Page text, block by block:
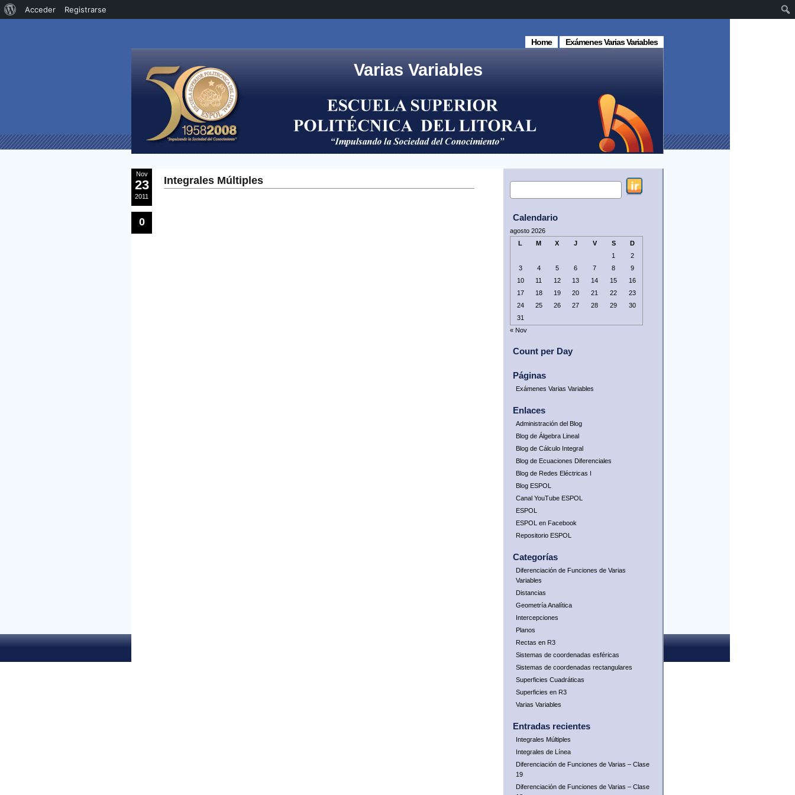
Exámenes Varias Variables
Home
Varias Variables
Nov
23
2011
0
Integrales Múltiples
Calendario
agosto 2026
L
M X J V S
D
1
2
3
4 5 6 7 8
9
10
11 12 13 14 15
16
17
18 19 20 21 22
23
24
25 26 27 28 29
30
31
« Nov
Count per Day
Páginas
Exámenes Varias Variables
Enlaces
Administración del Blog
Blog de Álgebra Lineal
Blog de Cálculo Integral
Blog de Ecuaciones Diferenciales
Blog de Redes Eléctricas I
Blog ESPOL
Canal YouTube ESPOL
ESPOL
ESPOL en Facebook
Repositorio ESPOL
Categorías
Diferenciación de Funciones de Varias
Variables
Distancias
Geometría Analítica
Intercepciones
Planos
Rectas en R3
Sistemas de coordenadas esféricas
Sistemas de coordenadas rectangulares
Superficies Cuadráticas
Superficies en R3
Varias Variables
Entradas recientes
Integrales Múltiples
Integrales de Línea
Diferenciación de Funciones de Varias – Clase
19
Diferenciación de Funciones de Varias – Clase
Acerca
Acceder Registrarse